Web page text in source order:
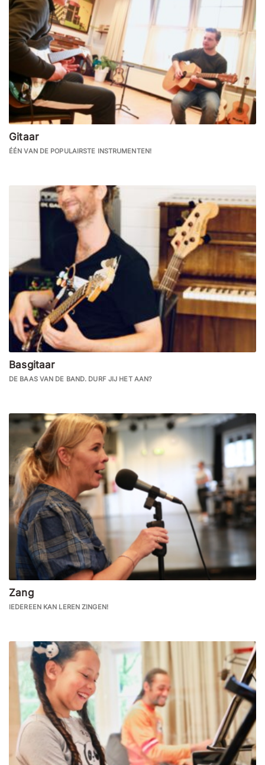
Gitaar
ÉÉN VAN DE POPULAIRSTE INSTRUMENTEN!
Basgitaar
DE BAAS VAN DE BAND. DURF JIJ HET AAN?
Zang
IEDEREEN KAN LEREN ZINGEN!